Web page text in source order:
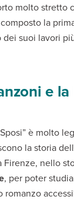
molto stretto
la
dei suoi lavori
e
è molto
la storia
Firenze, nello
, per poter
romanzo